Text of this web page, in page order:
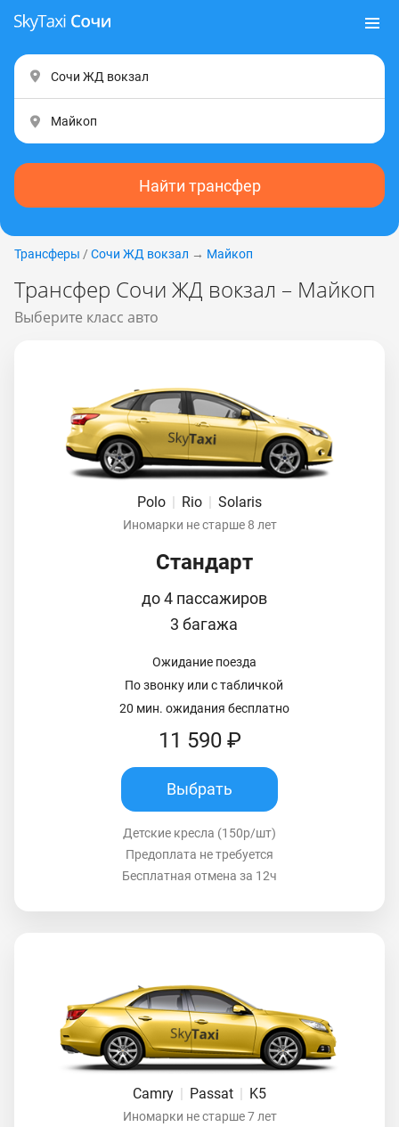
Найти трансфер
Трансферы / Сочи ЖД вокзал → Майкоп
Трансфер Сочи ЖД вокзал – Майкоп
Выберите класс авто
Polo | Rio | Solaris
Иномарки не старше 8 лет
Стандарт
до 4 пассажиров
3 багажа
Ожидание поезда
По звонку или с табличкой
20 мин. ожидания бесплатно
11 590 ₽
Выбрать
Детские кресла (150р/шт)
Предоплата не требуется
Бесплатная отмена за 12ч
Camry Passat K5
Иномарки не старше 7 лет